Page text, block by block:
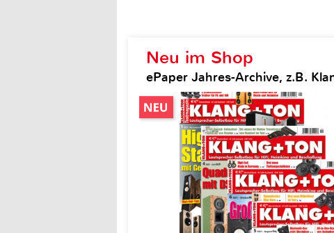
Neu im Shop
ePaper Jahres-Archive, z.B.